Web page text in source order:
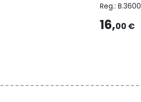
Reg.: B.3600
16,00 €